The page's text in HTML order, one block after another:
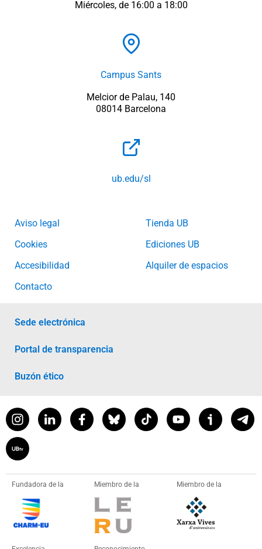
Miércoles, de 16:00 a 18:00
Campus Sants
Melcior de Palau, 140
08014 Barcelona
ub.edu/sl
Aviso legal
Cookies
Accesibilidad
Contacto
Tienda UB
Ediciones UB
Alquiler de espacios
Sede electrónica
Portal de transparencia
Buzón ético
Fundadora de la Miembro de la Miembro de la